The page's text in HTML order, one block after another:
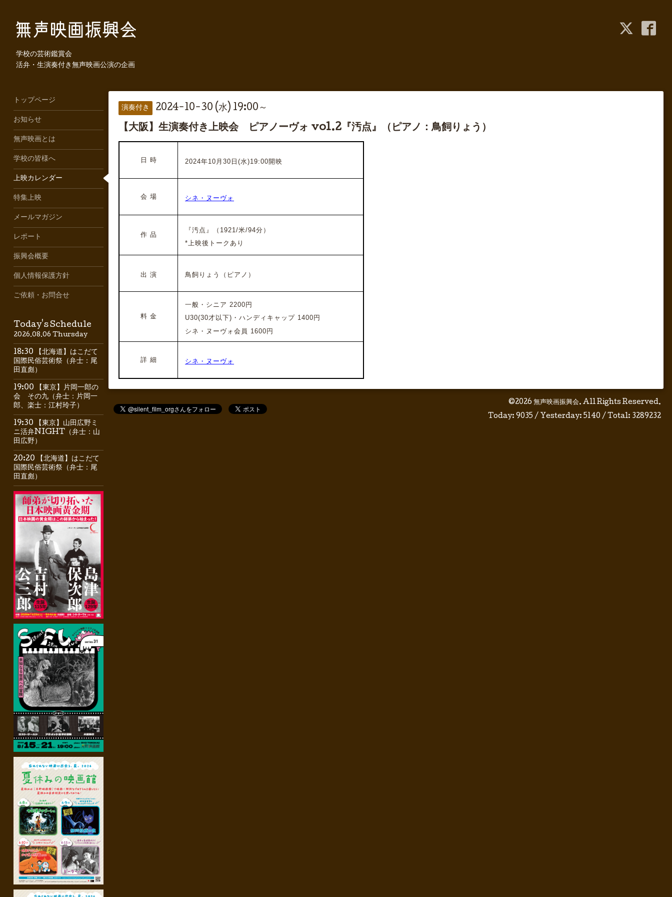
学校の芸術鑑賞会
活弁・生演奏付き無声映画公演の企画
演奏付き 2024-10-30 (水) 19:00～
【大阪】生演奏付き上映会 ピアノーヴォ vol.2『汚点』（ピアノ：鳥飼りょう）
日 時 2024年10月30日(水)19:00開映
会 場 シネ・ヌーヴォ
作 品
『汚点』
（1921/米/94分）
*上映後トークあり
出 演 鳥飼りょう（ピアノ）
料 金
一般・シニア 2200円
U30(30才以下)・ハンディキャップ 1400円
シネ・ヌーヴォ会員 1600円
詳 細 シネ・ヌーヴォ
©2026 無声映画振興会. All Rights Reserved.
Today: 9035 / Yesterday: 5140 / Total: 3289232
トップページ
お知らせ
無声映画とは
学校の皆様へ
上映カレンダー
特集上映
メールマガジン
レポート
振興会概要
個人情報保護方針
ご依頼・お問合せ
Today's Schedule
2026.08.06 Thursday
18:30 【北海道】はこだて
国際民俗芸術祭（弁士：尾
田直彪）
19:00 【東京】片岡一郎の
会 その九（弁士：片岡一
郎、楽士：江村玲子）
19:30 【東京】山田広野ミ
ニ活弁NIGHT（弁士：山
田広野）
20:20 【北海道】はこだて
国際民俗芸術祭（弁士：尾
田直彪）